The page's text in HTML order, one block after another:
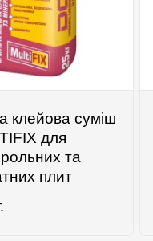
клейова суміш
для
та
плит